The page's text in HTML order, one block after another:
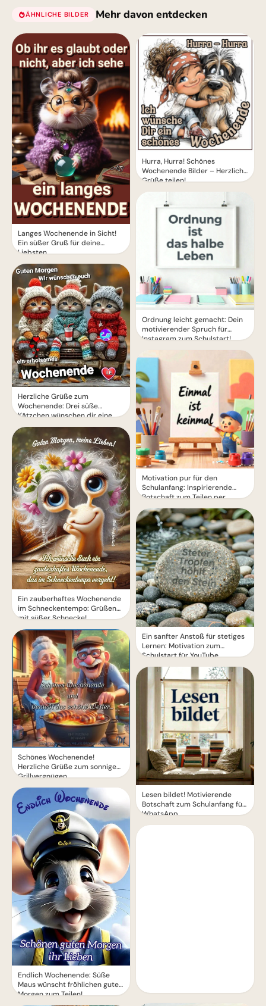
ÄHNLICHE BILDER Mehr davon entdecken
Langes Wochenende in Sicht!
Ein süßer Gruß für deine
Liebsten
Herzliche Grüße zum
Wochenende: Drei süße
Kätzchen wünschen dir eine
erholsame Zeit
Ein zauberhaftes Wochenende
im Schneckentempo: Grüßen
mit süßer Schnecke!
Schönes Wochenende!
Herzliche Grüße zum sonnigen
Grillvergnügen
Endlich Wochenende: Süße
Maus wünscht fröhlichen guten
Morgen zum Teilen!
Hurra, Hurra! Schönes
Wochenende Bilder – Herzliche
Grüße teilen!
Ordnung leicht gemacht: Dein
motivierender Spruch für
Instagram zum Schulstart!
Motivation pur für den
Schulanfang: Inspirierende
Botschaft zum Teilen per
WhatsApp!
Ein sanfter Anstoß für stetiges
Lernen: Motivation zum
Schulstart für YouTube.
Lesen bildet! Motivierende
Botschaft zum Schulanfang für
WhatsApp